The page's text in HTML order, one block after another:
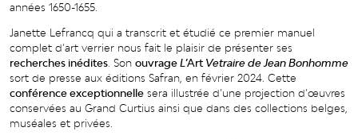
années 1650-1655.
Janette Lefrancq qui a transcrit et étudié ce premier manuel
complet d’art verrier nous fait le plaisir de présenter ses
recherches inédites. Son ouvrageL’ArtVetrairede Jean Bonhomme
sort de presse aux éditions Safran, en février 2024. Cette
conférence exceptionnelle sera illustrée d’une projection d’œuvres
conservées au Grand Curtius ainsi que dans des collections belges,
muséales et privées.